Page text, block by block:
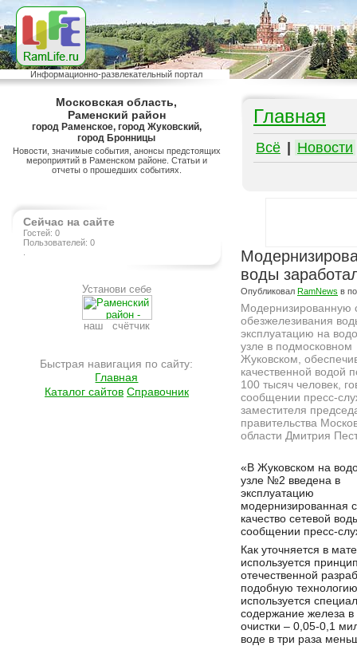
Информационно-развлекательный портал
Московская область,
Раменский район
город Раменское, город Жуковский,
город Бронницы
Новости, значимые события, анонсы предстоящих
мероприятий в Раменском районе. Статьи и
отчеты о прошедших событиях.
Сейчас на сайте
Гостей: 0
Пользователей: 0
Установи себе
наш счётчик
Быстрая навигация по сайту:
Главная
Каталог сайтов Справочник
Главная
Всё Новости
воды
Опубликовал RamNews в
Модернизированную
обезжелезивания
эксплуатацию на
узле в подмосковном
Жуковском,
качественной водой
100 тысяч человек,
сообщении пресс-
заместителя
правительства
области Дмитрия
«В Жуковском на
узле №2 введена в
эксплуатацию
модернизированная
качество сетевой
сообщении пресс-
Как уточняется в
используется
отечественной
подобную
используется
содержание железа
очистки – 0,05-0,1
воде в три раза